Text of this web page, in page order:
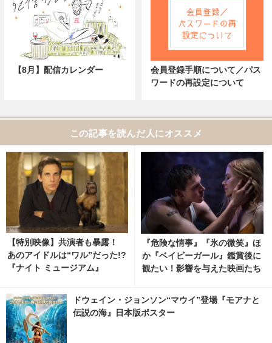
【8月】配信カレンダー
会員登録手順について／パス
ワードの再設定について
この記事を読んだ人にオススメ
【特別映像】共演者も暴露！
あのアイドルは“ワル”だった!?
『ナイト ミュージアム』
『危険な情事』『氷の微笑』ほ
か『ベイビーガール』鑑賞後に
観たい！影響を与えた映画たち
ドウェイン・ジョンソン“マウイ”登場『モアナと
伝説の海』日本版ポスター